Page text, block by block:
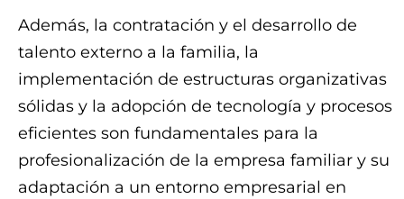
Además, la contratación y el desarrollo de
talento externo a la familia, la
implementación de estructuras organizativas
sólidas y la adopción de tecnología y procesos
eficientes son fundamentales para la
profesionalización de la empresa familiar y su
adaptación a un entorno empresarial en